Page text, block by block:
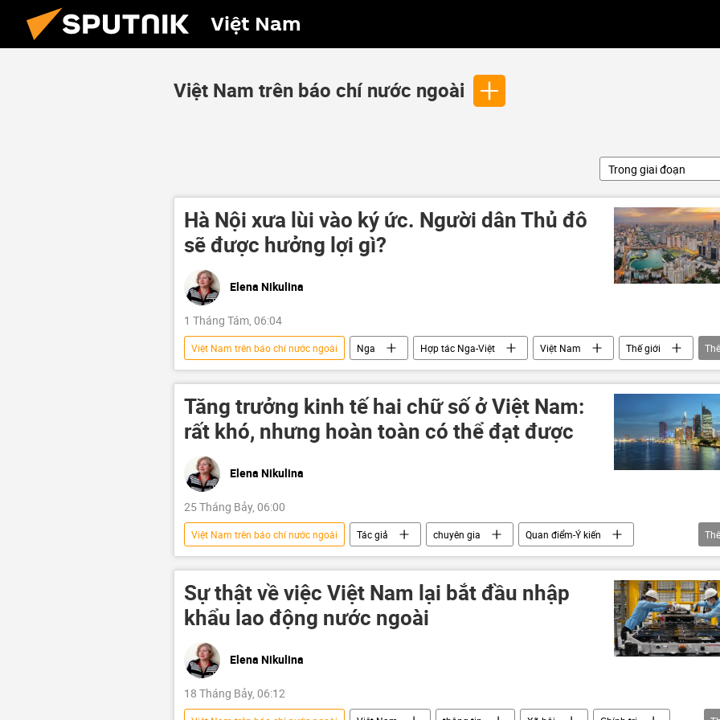
Việt Nam
Việt Nam trên báo chí nước ngoài
Trong giai đoạn
Hà Nội xưa lùi vào ký ức. Người dân Thủ đô
sẽ được hưởng lợi gì?
Elena Nikulina
1 Tháng Tám, 06:04
Việt Nam trên báo chí nước ngoài Nga Hợp tác Nga-Việt Việt Nam
Thế giới
Quan điểm-Ý kiến
Kinh tế Chính trị Hà Nội
Hoa Kỳ
Trung Quốc
Du lịch Ninh Thuận-1 Sân bay Long Thành Tác giả
Tăng trưởng kinh tế hai chữ số ở Việt Nam:
rất khó, nhưng hoàn toàn có thể đạt được
Elena Nikulina
25 Tháng Bảy, 06:00
Việt Nam trên báo chí nước ngoài Tác giả chuyên gia
Quan điểm-Ý kiến
Thế giới
Nga Liên bang Nga Hợp tác Nga-Việt
quan hệ quốc tế
Kinh tế
tăng trưởng kinh tế giáo dục Hoa Kỳ
mạng xã hội
Sự thật về việc Việt Nam lại bắt đầu nhập
khẩu lao động nước ngoài
Elena Nikulina
18 Tháng Bảy, 06:12